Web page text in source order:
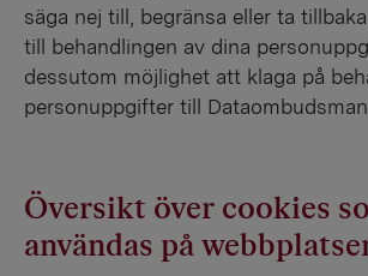
säga nej till, begränsa eller ta
till behandlingen av dina
dessutom möjlighet att klaga på
personuppgifter till
Översikt över cookies
användas på